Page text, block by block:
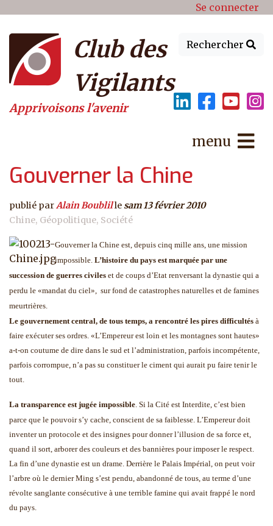
Menu du compte de Se connecter
Rechercher
Club des
Vigilants
Apprivoisons l'avenir
menu
Gouverner la Chine
publié parAlain Boublille sam 13 février 2010
Chine Géopolitique Société
Gouverner la Chine est, depuis cinq mille ans, une mission
impossible. L’histoire du pays est marquée par une
succession de guerres civiles et de coups d’Etat renversant la dynastie qui a
perdu le «mandat du ciel», sur fond de catastrophes naturelles et de famines
meurtrières.
Le gouvernement central, de tous temps, a rencontré les pires difficultés à
faire exécuter ses ordres. «L’Empereur est loin et les montagnes sont hautes»
a-t-on coutume de dire dans le sud et l’administration, parfois incompétente,
parfois corrompue, n’a pas su constituer le ciment qui aurait pu faire tenir le
tout.
La transparence est jugée impossible. Si la Cité est Interdite, c’est bien
parce que le pouvoir s’y cache, conscient de sa faiblesse. L’Empereur doit
inventer un protocole et des insignes pour donner l’illusion de sa force et,
quand il sort, arborer des couleurs et des bannières pour imposer le respect.
La fin d’une dynastie est un drame. Derrière le Palais Impérial, on peut voir
l’arbre où le dernier Ming s’est pendu, abandonné de tous, au terme d’une
révolte sanglante consécutive à une terrible famine qui avait frappé le nord
du pays.